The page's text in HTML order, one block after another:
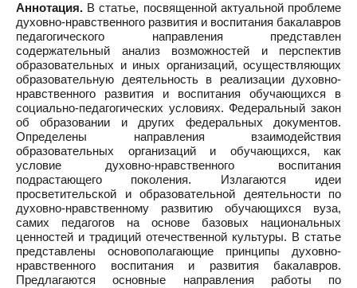
Аннотация. В статье, посвященной актуальной проблеме
духовно-нравственного развития и воспитания бакалавров
педагогического направления представлен
содержательный анализ возможностей и перспектив
образовательных и иных организаций, осуществляющих
образовательную деятельность в реализации духовно-
нравственного развития и воспитания обучающихся в
социально-педагогических условиях. Федеральный закон
об образовании и других федеральных документов.
Определены направления взаимодействия
образовательных организаций и обучающихся, как
условие духовно-нравственного воспитания
подрастающего поколения. Излагаются идеи
просветительской и образовательной деятельности по
духовно-нравственному развитию обучающихся вуза,
самих педагогов на основе базовых национальных
ценностей и традиций отечественной культуры. В статье
представлены основополагающие принципы духовно-
нравственного воспитания и развития бакалавров.
Предлагаются основные направления работы по